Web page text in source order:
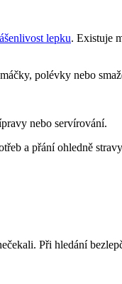
lepku. Existuje
polévky nebo
nebo servírování.
a přání ohledně
Při hledání